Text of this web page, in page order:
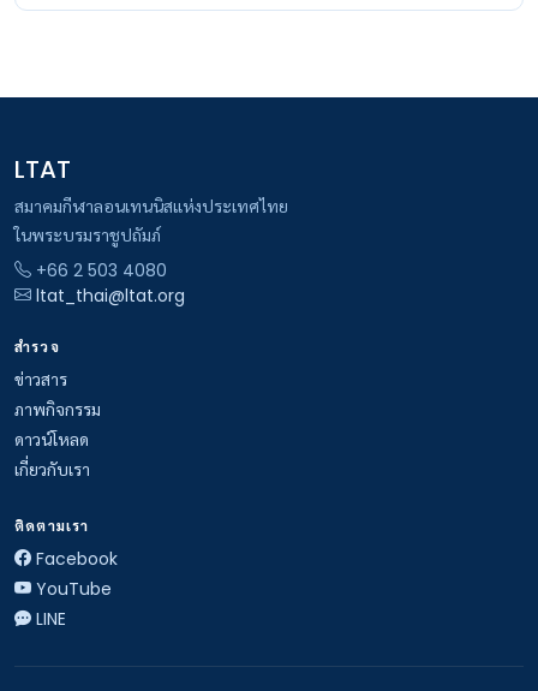
LTAT
สมาคมกีฬาลอนเทนนิสแห่งประเทศไทย
ในพระบรมราชูปถัมภ์
+66 2 503 4080
ltat_thai@ltat.org
สำรวจ
ข่าวสาร
ภาพกิจกรรม
ดาวน์โหลด
เกี่ยวกับเรา
ติดตามเรา
Facebook
YouTube
LINE